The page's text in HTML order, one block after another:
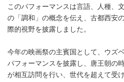
このパフォーマンスは言語、人種、
の「調和」の概念を伝え、古都西安
際的視野を披露しました。
今年の映画祭の主賓国として、ウズ
パフォーマンスを披露し、唐王朝の
が相互訪問を行い、世代を超えて受